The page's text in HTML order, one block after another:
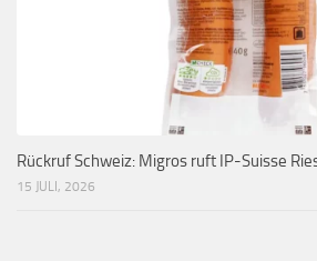
Rückruf Schweiz: Migros ruft IP-Suisse
15 JULI, 2026